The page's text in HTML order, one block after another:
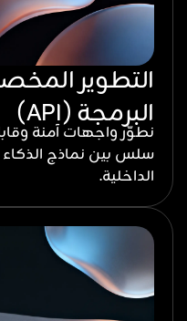
التطوير
البرمجة (API)
نطوّر واجهات آمنة
سلس بين نماذج
الداخلية.